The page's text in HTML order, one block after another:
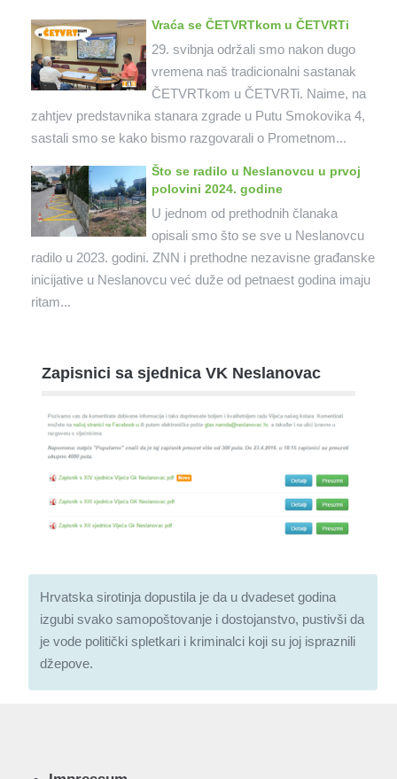
Vraća se ČETVRTkom u ČETVRTi
29. svibnja održali smo nakon dugo
vremena naš tradicionalni sastanak
ČETVRTkom u ČETVRTi. Naime, na
zahtjev predstavnika stanara zgrade u Putu Smokovika 4,
sastali smo se kako bismo razgovarali o Prometnom...
Što se radilo u Neslanovcu u prvoj
polovini 2024. godine
U jednom od prethodnih članaka
opisali smo što se sve u Neslanovcu
radilo u 2023. godini. ZNN i prethodne nezavisne građanske
inicijative u Neslanovcu već duže od petnaest godina imaju
ritam...
Zapisnici sa sjednica VK Neslanovac
Hrvatska sirotinja dopustila je da u dvadeset godina
izgubi svako samopoštovanje i dostojanstvo, pustivši da
je vode politički spletkari i kriminalci koji su joj ispraznili
džepove.